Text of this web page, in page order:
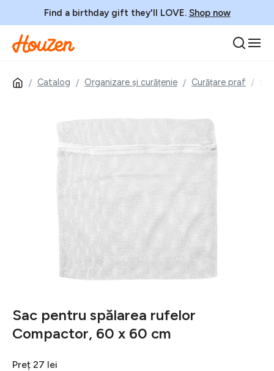
Find a birthday gift they'll LOVE. Shop now
Catalog Organizare și curățenie Curățare praf
Sac pentru spălarea rufelor
Compactor, 60 x 60 cm
Preț 27 lei